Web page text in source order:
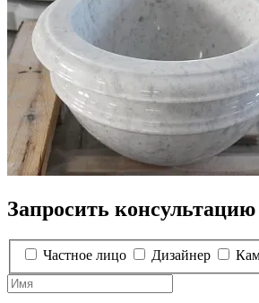
Запросить
Частное лицо Дизайнер